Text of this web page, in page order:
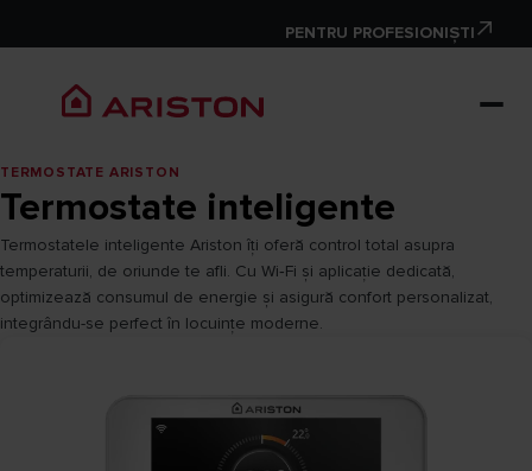
PENTRU PROFESIONIȘTI
TERMOSTATE ARISTON
Termostate inteligente
Termostatele inteligente Ariston îți oferă control total asupra
temperaturii, de oriunde te afli. Cu Wi‑Fi și aplicație dedicată,
optimizează consumul de energie și asigură confort personalizat,
integrându-se perfect în locuințe moderne.​